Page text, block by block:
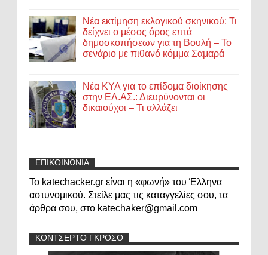
Νέα εκτίμηση εκλογικού σκηνικού: Τι
δείχνει ο μέσος όρος επτά
δημοσκοπήσεων για τη Βουλή – Το
σενάριο με πιθανό κόμμα Σαμαρά
Νέα ΚΥΑ για το επίδομα διοίκησης
στην ΕΛ.ΑΣ.: Διευρύνονται οι
δικαιούχοι – Τι αλλάζει
ΕΠΙΚΟΙΝΩΝΙΑ
Το katechacker.gr είναι η «φωνή» του Έλληνα
αστυνομικού. Στείλε μας τις καταγγελίες σου, τα
άρθρα σου, στο katechaker@gmail.com
ΚΟΝΤΣΕΡΤΟ ΓΚΡΟΣΟ